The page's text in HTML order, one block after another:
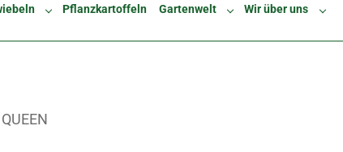
Submenu for "Blumenzwiebeln"
Pflanzkartoffeln Gartenwelt Submenu for
Wir über uns